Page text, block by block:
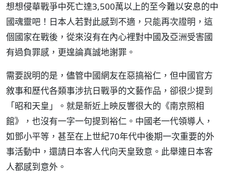
想想侵華戰爭中死亡達3,500萬以上的至今難以安息的中
國魂靈吧！日本人若對此感到不適，只能再次證明，這
個國家在戰後，從來沒有在內心裡對中國及亞洲受害國
有過負罪感，更遑論真誠地謝罪。
需要說明的是，儘管中國網友在惡搞裕仁，但中國官方
敘事和歷代各類事涉抗日戰爭的文藝作品，卻很少提到
「昭和天皇」。就是新近上映反響很大的《南京照相
館》，也沒有一字一句提到裕仁。中國老一代領導人，
如鄧小平等，甚至在上世紀70年代中後期一次重要的外
事活動中，還請日本客人代向天皇致意。此舉連日本客
人都感到意外。